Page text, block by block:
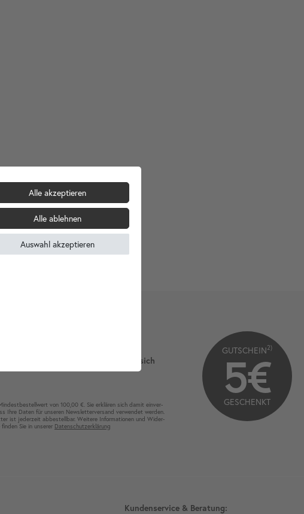
Bleiben Sie neugierig und lassen Sie sich
von 100,00 €. Sie erklären sich damit ein­ver­
Ihre Da­ten für unseren News­letter­versand ver­wen­det werden.
ist jeder­zeit ab­bestel­lbar. Weitere Infor­mationen und Wider­
finden Sie in unserer Daten­schutz­erklärung
GUTSCHEIN2)
5€
GESCHENKT
Kundenservice & Beratung:
Alle akzeptieren
Alle ablehnen
Auswahl akzeptieren